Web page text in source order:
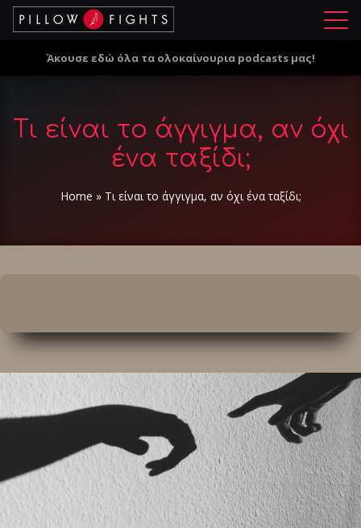
Μ
ο
Άκουσε εδώ όλα τα ολοκαίνουρια podcasts μας!
Τι είναι το άγγιγμα, αν όχι
ένα ταξίδι;
Home » Τι είναι το άγγιγμα, αν όχι ένα ταξίδι;